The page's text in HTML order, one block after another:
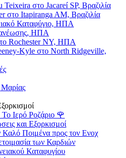
στο Jacareí SP, Βραζιλία
στο Itapiranga AM, Βραζιλία
Καταφύγιο, ΗΠΑ
ΗΠΑ
Rochester NY, ΗΠΑ
Kyle στο North Ridgeville,
Μαρίας
Ιερό Ροζάριο 🌹
και Εξορκισμοί
Καλό Ποιμένα προς τον Ενοχ
των Καρδιών
Καταφυγίου